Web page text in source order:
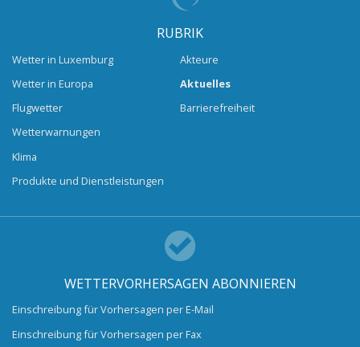
RUBRIK
Wetter in Luxemburg
Wetter in Europa
Flugwetter
Wetterwarnungen
Klima
Produkte und Dienstleistungen
Akteure
Aktuelles
Barrierefreiheit
WETTERVORHERSAGEN ABONNIEREN
Einschreibung für Vorhersagen per E-Mail
Einschreibung für Vorhersagen per Fax